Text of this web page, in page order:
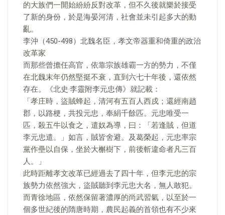
的大族們一開始紛紛反對改革，但不久後就樂於接受
了新的身份，於是海晏河清，社會並未引起多大的動
亂。
李沖（450-498）北魏名臣，孝文帝器重和倚重的政治
改革家
而那些曾擔任高官，依靠宗族雄霸一方的勢力，不僅
在北魏末年仍然堅挺不衰，直到六七十年後，還依然
存在。《北史·李靈附李元忠傳》就記載：
「孝庄時，盜賊蜂起，清河有五百人西戍；還經南趙
郡，以路梗，共投元忠，奉絹千餘匹。元忠唯受一
匹，殺五牛以食之，遣奴為導，曰：「若逢賊，但道
李元忠遣。」如言，賊皆舍避。及葛榮起，元忠率宗
黨作壘以自保，坐於大槲樹下，前後斬違命者凡三百
人。」
此時距離孝文改革已經過去了四十年，但李元忠的宗
族勢力依然強大，盜賊聽到李元忠大名，無人敢犯。
而青徐地區，依然保留著濃厚的尚武習氣，以至於一
個多世紀後的隋唐時期，農民起義的首領也有不少來